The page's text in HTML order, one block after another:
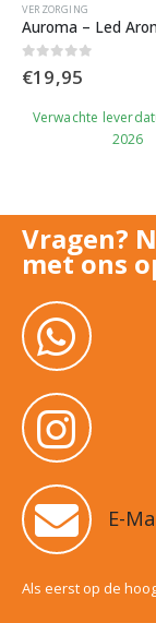
VERZORGING
0out of 5
€19,95
Verwachte
2026
Vragen?
met ons
E-
Als eerst op de